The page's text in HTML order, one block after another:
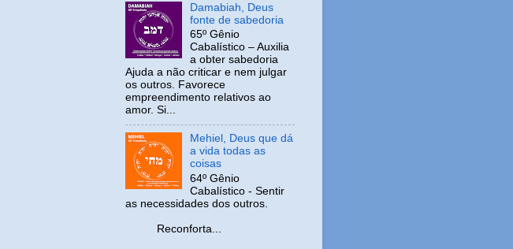
Damabiah, Deus
fonte de sabedoria
65º Gênio
Cabalístico – Auxilia
a obter sabedoria
Ajuda a não criticar e nem julgar
os outros. Favorece
empreendimento relativos ao
amor. Si...
Mehiel, Deus que dá
a vida todas as
coisas
64º Gênio
Cabalístico - Sentir
as necessidades dos outros.
Reconforta...